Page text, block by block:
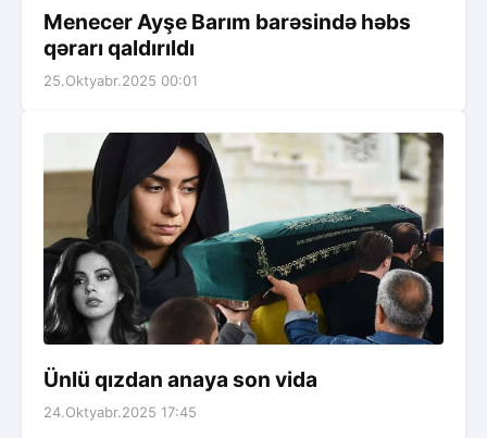
Menecer Ayşe Barım barəsində həbs
qərarı qaldırıldı
25.Oktyabr.2025 00:01
Ünlü qızdan anaya son vida
24.Oktyabr.2025 17:45